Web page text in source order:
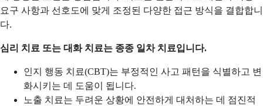
요구 사항과 선호도에 맞게 조정된 다양한 접근 방식을 결합합니
다.
심리 치료 또는 대화 치료는 종종 일차 치료입니다.
인지 행동 치료(CBT)는 부정적인 사고 패턴을 식별하고 변
화시키는 데 도움이 됩니다.
노출 치료는 두려운 상황에 안전하게 대처하는 데 점진적